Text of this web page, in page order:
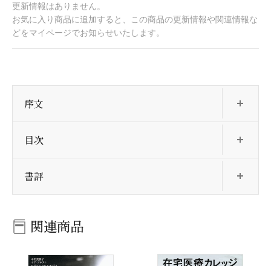
更新情報はありません。
お気に入り商品に追加すると、この商品の更新情報や関連情報な
どをマイページでお知らせいたします。
序文
目次
書評
関連商品